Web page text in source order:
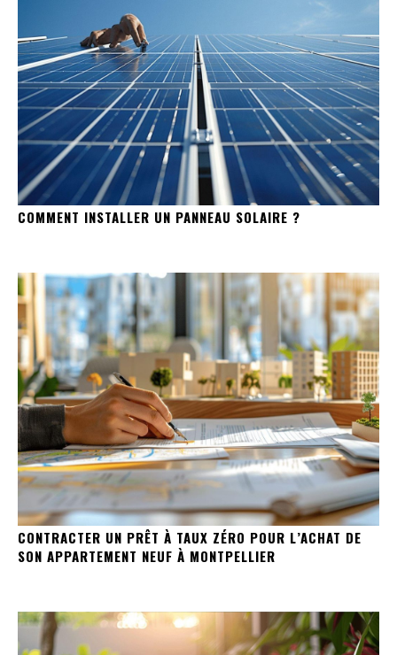
COMMENT INSTALLER UN PANNEAU SOLAIRE ?
CONTRACTER UN PRÊT À TAUX ZÉRO POUR L’ACHAT DE
SON APPARTEMENT NEUF À MONTPELLIER